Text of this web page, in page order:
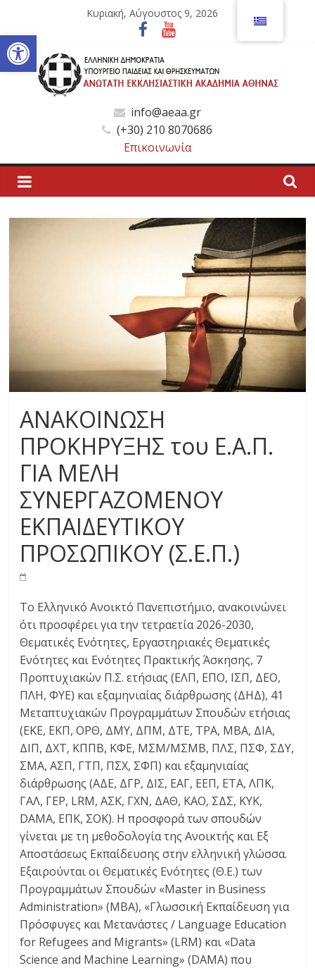
Ανοίξτε τη γραμμή εργαλείων
περιεχόμενο
Κυριακή, Αύγουστος 9, 2026
Ανώτατη
Εκκλησιαστική
Ακαδημία
Αθηνών
info@aeaa.gr
(+30) 210 8070686
Επικοινωνία
ΑΝΑΚΟΙΝΩΣΗ
ΠΡΟΚΗΡΥΞΗΣ του Ε.Α.Π.
ΓΙΑ ΜΕΛΗ
ΣΥΝΕΡΓΑΖΟΜΕΝΟΥ
ΕΚΠΑΙΔΕΥΤΙΚΟΥ
ΠΡΟΣΩΠΙΚΟΥ (Σ.Ε.Π.)
Το Ελληνικό Ανοικτό Πανεπιστήμιο, ανακοινώνει
ότι προσφέρει για την τετραετία 2026-2030,
Θεματικές Ενότητες, Εργαστηριακές Θεματικές
Ενότητες και Ενότητες Πρακτικής Άσκησης, 7
Προπτυχιακών Π.Σ. ετήσιας (ΕΛΠ, ΕΠΟ, ΙΣΠ, ΔΕΟ,
ΠΛΗ, ΦΥΕ) και εξαμηνιαίας διάρθρωσης (ΔΗΔ), 41
Μεταπτυχιακών Προγραμμάτων Σπουδών ετήσιας
(ΕΚΕ, ΕΚΠ, ΟΡΘ, ΔΜΥ, ΔΠΜ, ΔΤΕ, ΤΡΑ, ΜΒΑ, ΔΙΑ,
ΔΙΠ, ΔΧΤ, ΚΠΠΒ, ΚΦΕ, ΜΣΜ/ΜΣΜΒ, ΠΛΣ, ΠΣΦ, ΣΔΥ,
ΣΜΑ, ΑΣΠ, ΓΤΠ, ΠΣΧ, ΣΦΠ) και εξαμηνιαίας
διάρθρωσης (ΑΔΕ, ΔΓΡ, ΔΙΣ, ΕΑΓ, ΕΕΠ, ΕΤΑ, ΛΠΚ,
ΓΑΛ, ΓΕΡ, LRM, ΑΣΚ, ΓΧΝ, ΔΑΘ, ΚΑΟ, ΣΔΣ, ΚΥΚ,
DAMA, ΕΠΚ, ΣΟΚ). Η προσφορά των σπουδών
γίνεται με τη μεθοδολογία της Ανοικτής και Εξ
Αποστάσεως Εκπαίδευσης στην ελληνική γλώσσα.
Εξαιρούνται οι Θεματικές Ενότητες (Θ.Ε.) των
Προγραμμάτων Σπουδών «Master in Business
Administration» (MBA), «Γλωσσική Εκπαίδευση για
Πρόσφυγες και Μετανάστες / Language Education
for Refugees and Migrants» (LRM) και «Data
Science and Machine Learning» (DAMA) που